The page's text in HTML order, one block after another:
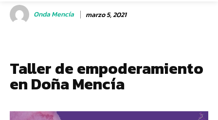
Onda Mencía marzo 5, 2021
Taller de empoderamiento
en Doña Mencía